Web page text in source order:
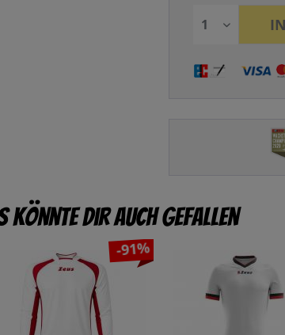
könnte dir auch gefallen
-91%